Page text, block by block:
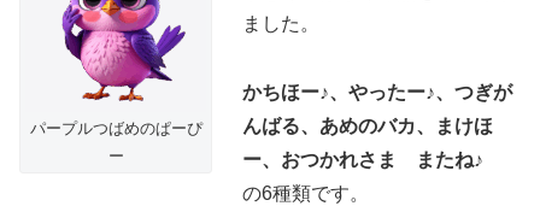
パープルつばめのぱーぴ
ー
ました。
かちほー♪、やったー♪、つぎが
んばる、あめのバカ、まけほ
ー、おつかれさま またね♪
の6種類です。